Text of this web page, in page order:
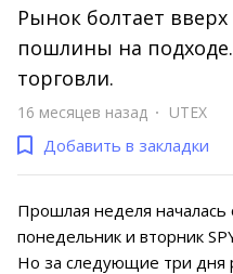
Рынок болтает
пошлины на
торговли.
16 месяцев назад UTEX
Добавить в закладки
Прошлая неделя началась
понедельник и вторник
Но за следующие три дня